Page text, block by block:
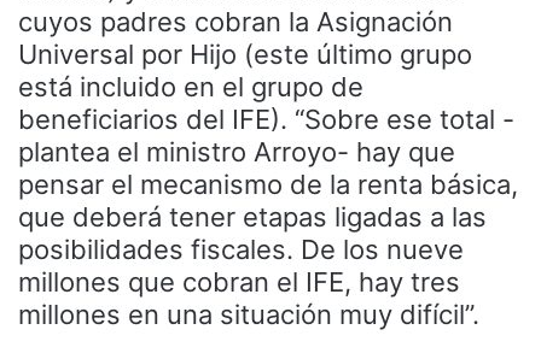
cuyos padres cobran la Asignación
Universal por Hijo (este último grupo
está incluido en el grupo de
beneficiarios del IFE). “Sobre ese total -
plantea el ministro Arroyo- hay que
pensar el mecanismo de la renta básica,
que deberá tener etapas ligadas a las
posibilidades fiscales. De los nueve
millones que cobran el IFE, hay tres
millones en una situación muy difícil”.